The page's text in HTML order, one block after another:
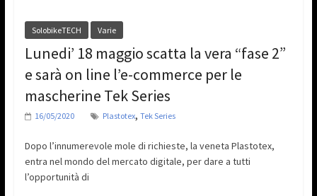
SolobikeTECH Varie
Lunedi’ 18 maggio scatta la vera “fase 2”
e sarà on line l’e-commerce per le
mascherine Tek Series
16/05/2020 Plastotex, Tek Series
Dopo l’innumerevole mole di richieste, la veneta Plastotex,
entra nel mondo del mercato digitale, per dare a tutti
l’opportunità di